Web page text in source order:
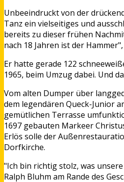
Unbeeindruckt von der
Tanz ein vielseitiges und
bereits zu dieser frühen
nach 18 Jahren ist der
Er hatte gerade 122
1965, beim Umzug dabei. Und
Vom alten Dumper über
dem legendären Queck-Junior
gemütlichen Terrasse
1697 gebauten Markeer
Erlös solle der
Dorfkirche.
"Ich bin richtig stolz, was
Ralph Bluhm am Rande des